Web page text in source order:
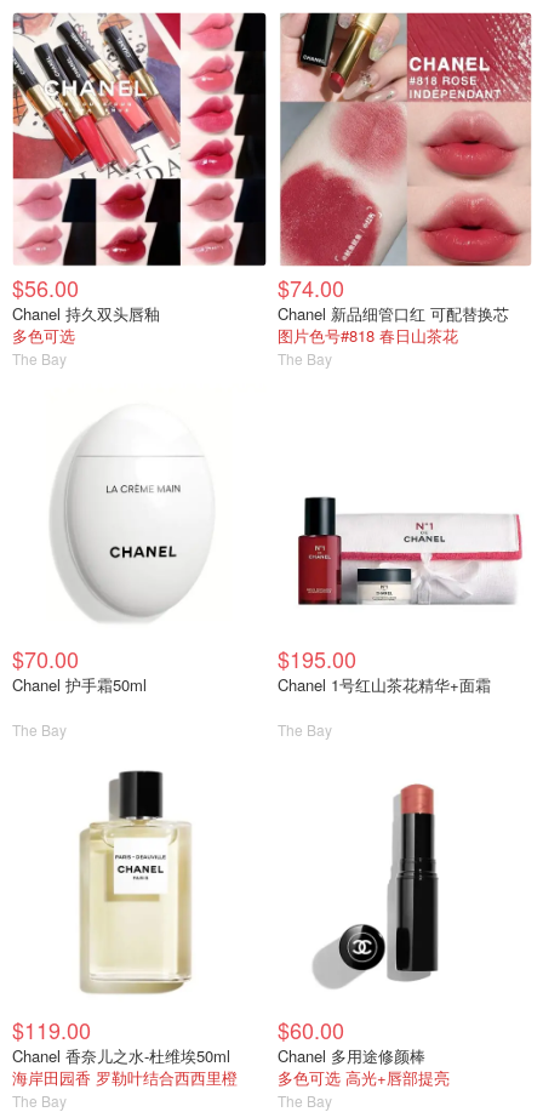
$56.00
Chanel 持久双头唇釉
多色可选
The Bay
$74.00
Chanel 新品细管口红 可配替换芯
图片色号#818 春日山茶花
The Bay
$70.00
Chanel 护手霜50ml
The Bay
$195.00
Chanel 1号红山茶花精华+面霜
The Bay
$119.00
Chanel 香奈儿之水-杜维埃50ml
海岸田园香 罗勒叶结合西西里橙
The Bay
$60.00
Chanel 多用途修颜棒
多色可选 高光+唇部提亮
The Bay